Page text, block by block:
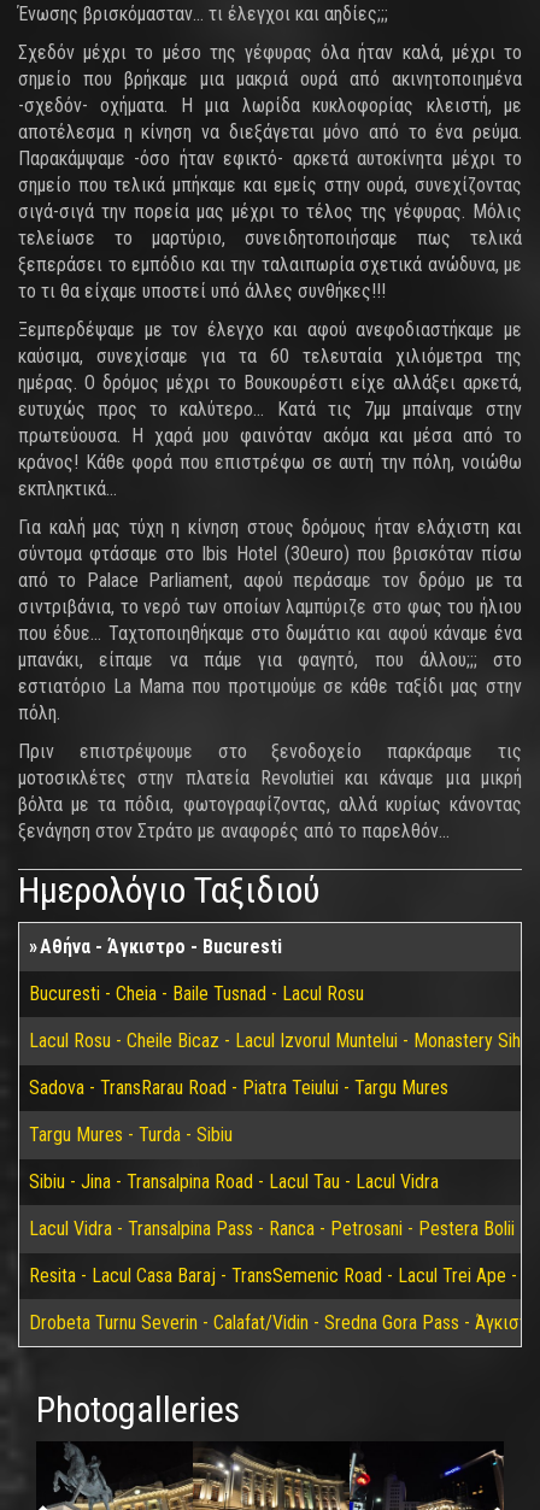
Ένωσης βρισκόμασταν... τι έλεγχοι και αηδίες;;;
Σχεδόν μέχρι το μέσο της γέφυρας όλα ήταν καλά, μέχρι το
σημείο που βρήκαμε μια μακριά ουρά από ακινητοποιημένα
-σχεδόν- οχήματα. Η μια λωρίδα κυκλοφορίας κλειστή, με
αποτέλεσμα η κίνηση να διεξάγεται μόνο από το ένα ρεύμα.
Παρακάμψαμε -όσο ήταν εφικτό- αρκετά αυτοκίνητα μέχρι το
σημείο που τελικά μπήκαμε και εμείς στην ουρά, συνεχίζοντας
σιγά-σιγά την πορεία μας μέχρι το τέλος της γέφυρας. Μόλις
τελείωσε το μαρτύριο, συνειδητοποιήσαμε πως τελικά
ξεπεράσει το εμπόδιο και την ταλαιπωρία σχετικά ανώδυνα, με
το τι θα είχαμε υποστεί υπό άλλες συνθήκες!!!
Ξεμπερδέψαμε με τον έλεγχο και αφού ανεφοδιαστήκαμε με
καύσιμα, συνεχίσαμε για τα 60 τελευταία χιλιόμετρα της
ημέρας. Ο δρόμος μέχρι το Βουκουρέστι είχε αλλάξει αρκετά,
ευτυχώς προς το καλύτερο... Κατά τις 7μμ μπαίναμε στην
πρωτεύουσα. Η χαρά μου φαινόταν ακόμα και μέσα από το
κράνος! Κάθε φορά που επιστρέφω σε αυτή την πόλη, νοιώθω
εκπληκτικά...
Για καλή μας τύχη η κίνηση στους δρόμους ήταν ελάχιστη και
σύντομα φτάσαμε στο Ibis Hotel (30euro) που βρισκόταν πίσω
από το Palace Parliament, αφού περάσαμε τον δρόμο με τα
σιντριβάνια, το νερό των οποίων λαμπύριζε στο φως του ήλιου
που έδυε... Ταχτοποιηθήκαμε στο δωμάτιο και αφού κάναμε ένα
μπανάκι, είπαμε να πάμε για φαγητό, που άλλου;;; στο
εστιατόριο La Mama που προτιμούμε σε κάθε ταξίδι μας στην
πόλη.
Πριν επιστρέψουμε στο ξενοδοχείο παρκάραμε τις
μοτοσικλέτες στην πλατεία Revolutiei και κάναμε μια μικρή
βόλτα με τα πόδια, φωτογραφίζοντας, αλλά κυρίως κάνοντας
ξενάγηση στον Στράτο με αναφορές από το παρελθόν...
Ημερολόγιο Ταξιδιού
Αθήνα - Άγκιστρο - Bucuresti
Bucuresti - Cheia - Baile Tusnad - Lacul Rosu
Lacul Rosu - Cheile Bicaz - Lacul Izvorul Muntelui - Monastery
Sadova - TransRarau Road - Piatra Teiului - Targu Mures
Targu Mures - Turda - Sibiu
Sibiu - Jina - Transalpina Road - Lacul Tau - Lacul Vidra
Lacul Vidra - Transalpina Pass - Ranca - Petrosani - Pestera Bolii -
Resita - Lacul Casa Baraj - TransSemenic Road - Lacul Trei Ape -
Drobeta Turnu Severin - Calafat/Vidin - Sredna Gora Pass -
Photogalleries